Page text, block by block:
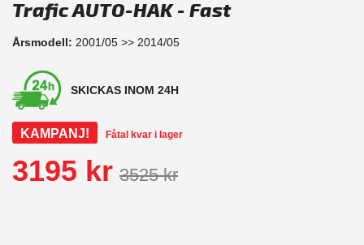
Trafic AUTO-HAK - Fast
Årsmodell: 2001/05 >> 2014/05
SKICKAS INOM 24H
KAMPANJ! Fåtal kvar i lager
3195 kr 3525 kr